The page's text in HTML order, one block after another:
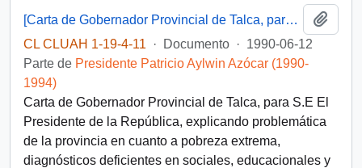
[Carta de Gobernador Provincial de Talca, para S.E El Presidente de la República, 12 junio 1990 ]
CL CLUAH 1-19-4-11
· Documento · 1990-06-12
Parte de Presidente Patricio Aylwin Azócar (1990-
1994)
Carta de Gobernador Provincial de Talca, para S.E El
Presidente de la República, explicando problemática
de la provincia en cuanto a pobreza extrema,
diagnósticos deficientes en sociales, educacionales y